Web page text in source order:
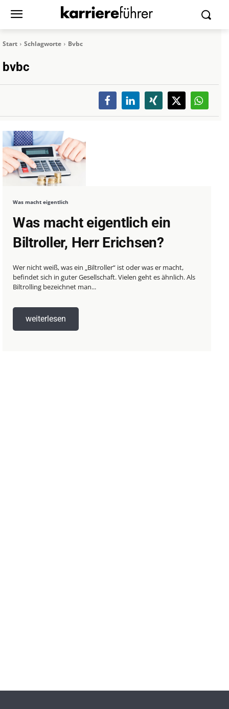
Start Schlagworte Bvbc
bvbc
Was macht eigentlich
Was macht eigentlich ein
Biltroller, Herr Erichsen?
Wer nicht weiß, was ein „Biltroller“ ist oder was er macht,
befindet sich in guter Gesellschaft. Vielen geht es ähnlich. Als
Biltrolling bezeichnet man...
weiterlesen